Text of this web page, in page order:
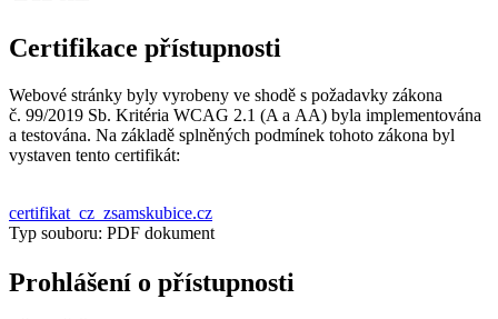
Certifikace přístupnosti
Webové stránky byly vyrobeny ve shodě s požadavky zákona
č. 99/2019 Sb. Kritéria WCAG 2.1 (A a AA) byla implementována
a testována. Na základě splněných podmínek tohoto zákona byl
vystaven tento certifikát:
certifikat_cz_zsamskubice.cz
Typ souboru: PDF dokument
Prohlášení o přístupnosti